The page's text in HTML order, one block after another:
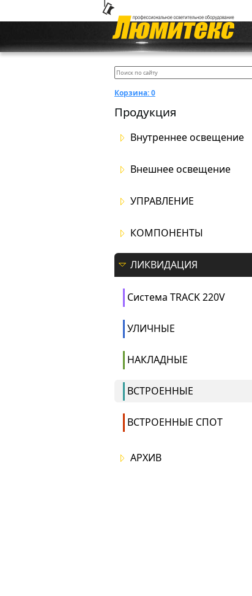
Корзина:0
Продукция
Внутреннее освещение
Внешнее освещение
УПРАВЛЕНИЕ
КОМПОНЕНТЫ
ЛИКВИДАЦИЯ
Система TRACK 220V
УЛИЧНЫЕ
НАКЛАДНЫЕ
ВСТРОЕННЫЕ
ВСТРОЕННЫЕ СПОТ
АРХИВ